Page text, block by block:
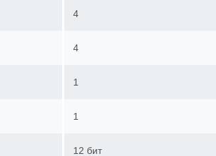
4
4
1
1
12 бит